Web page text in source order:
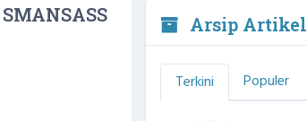
Arsip Artikel
Terkini Populer